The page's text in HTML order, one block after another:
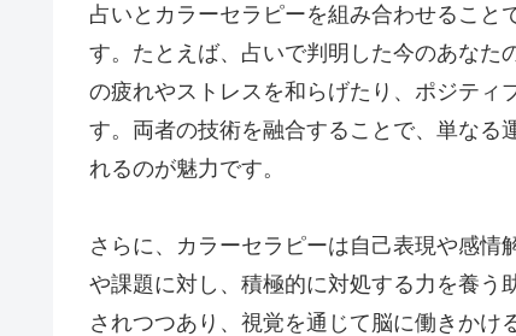
占いとカラーセラピーを組み合わせること
す。たとえば、占いで判明した今のあなた
の疲れやストレスを和らげたり、ポジティ
す。両者の技術を融合することで、単なる
れるのが魅力です。
さらに、カラーセラピーは自己表現や感
や課題に対し、積極的に対処する力を養う
されつつあり、視覚を通じて脳に働きか